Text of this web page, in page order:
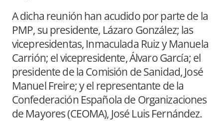
A dicha reunión han acudido por parte de la
PMP, su presidente, Lázaro González; las
vicepresidentas, Inmaculada Ruiz y Manuela
Carrión; el vicepresidente, Álvaro García; el
presidente de la Comisión de Sanidad, José
Manuel Freire; y el representante de la
Confederación Española de Organizaciones
de Mayores (CEOMA), José Luis Fernández.